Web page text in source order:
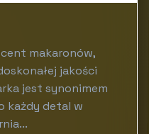
makaronów,
jakości
jest synonimem
każdy detal w